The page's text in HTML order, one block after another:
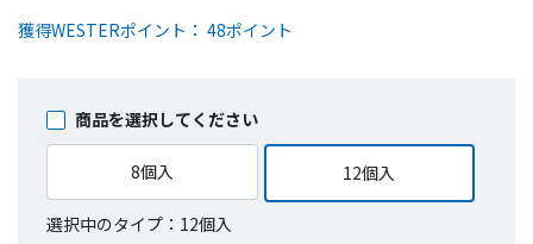
獲得WESTERポイント： 48ポイント
商品を選択してください
8個入 12個入
選択中のタイプ：12個入